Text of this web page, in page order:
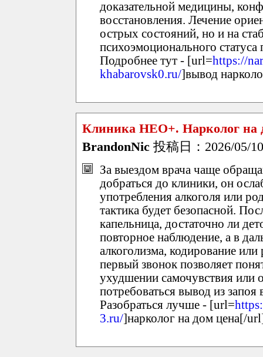
доказательной медицины,
восстановления. Лечение
острых состояний, но и на
психоэмоционального статуса
Подробнее тут - [url=https://
khabarovsk0.ru/]вывод
Клиника НЕО+. Нарколог на
BrandonNic 投稿日：2026/05/
За выездом врача чаще
добраться до клиники, он
употребления алкоголя или
тактика будет безопасной.
капельница, достаточно ли
повторное наблюдение, а в
алкоголизма, кодирование
первый звонок позволяет
ухудшении самочувствия или
потребоваться вывод из запоя
Разобраться лучше - [url=
3.ru/]нарколог на дом цена[/